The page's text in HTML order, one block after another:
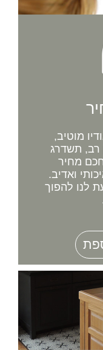
מוטיב,
רב, תשדרג
מחיר
ואדיב.
לנו להפוך